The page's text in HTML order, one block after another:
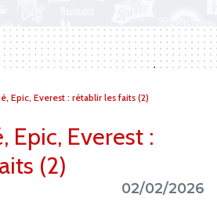
Epic, Everest : rétablir les faits (2)
Epic, Everest :
(2)
02/02/2026